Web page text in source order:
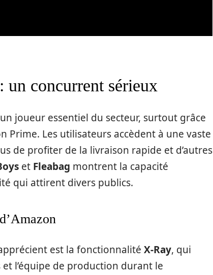
concurrent sérieux
joueur essentiel du secteur, surtout grâce
Prime. Les utilisateurs accèdent à une vaste
de profiter de la livraison rapide et d’autres
et Fleabag montrent la capacité
qui attirent divers publics.
est la fonctionnalité X-Ray, qui
l’équipe de production durant le